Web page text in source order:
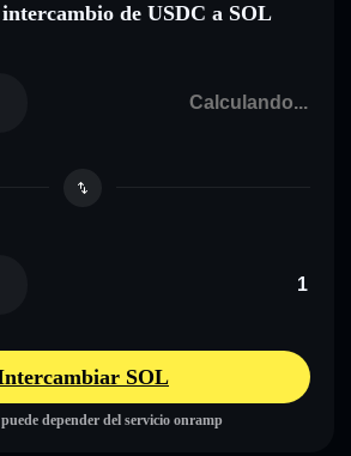
de USDC a SOL
SOL
depender del servicio onramp